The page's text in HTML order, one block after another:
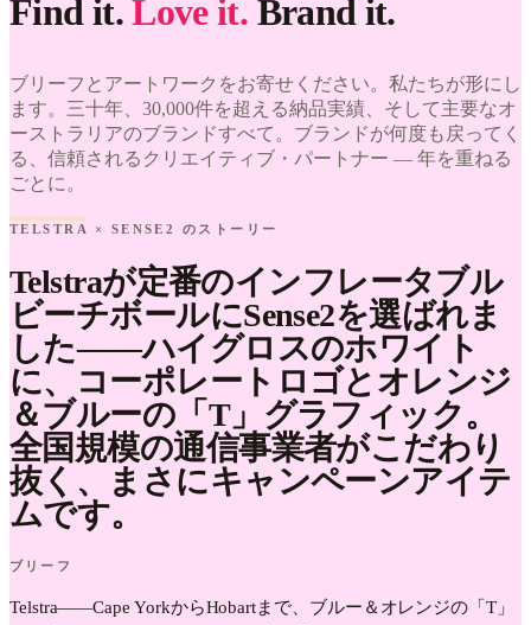
Sense2.
Brand it.
LOVED
Find it.
Love it.
Brand it.
Find it.Love it. Brand it.
ブリーフとアートワークをお寄せください。私たちが形にし
ます。三十年、30,000件を超える納品実績、そして主要なオ
ーストラリアのブランドすべて。ブランドが何度も戻ってく
る、信頼されるクリエイティブ・パートナー — 年を重ねる
ごとに。
TELSTRA × SENSE2 のストーリー
Telstraが定番のインフレータブル
ビーチボールにSense2を選ばれま
した——ハイグロスのホワイト
に、コーポレートロゴとオレンジ
＆ブルーの「T」グラフィック。
全国規模の通信事業者がこだわり
抜く、まさにキャンペーンアイテ
ムです。
ブリーフ
Telstra——Cape YorkからHobartまで、ブルー＆オレンジの「T」